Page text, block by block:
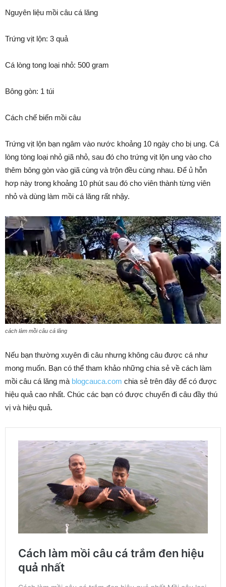
Nguyên liệu mồi câu cá lăng
Trứng vịt lộn: 3 quả
Cá lòng tong loại nhỏ: 500 gram
Bông gòn: 1 túi
Cách chế biến mồi câu
Trứng vịt lộn bạn ngâm vào nước khoảng 10 ngày cho bị ung. Cá
lòng tòng loại nhỏ giã nhỏ, sau đó cho trứng vịt lộn ung vào cho
thêm bông gòn vào giã cùng và trộn đều cùng nhau. Để ủ hỗn
hơp này trong khoảng 10 phút sau đó cho viên thành từng viên
nhỏ và dùng làm mồi cá lăng rất nhậy.
cách làm mồi câu cá lăng
Nếu bạn thường xuyên đi câu nhưng không câu được cá như
mong muốn. Bạn có thể tham khảo những chia sẻ về cách làm
mồi câu cá lăng mà blogcauca.com chia sẻ trên đây để có được
hiệu quả cao nhất. Chúc các bạn có được chuyến đi câu đầy thú
vị và hiệu quả.